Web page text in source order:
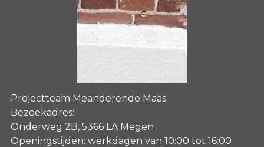
Projectteam Meanderende Maas
Bezoekadres:
Onderweg 2B, 5366 LA Megen
Openingstijden: werkdagen van 10:00 tot 16:00